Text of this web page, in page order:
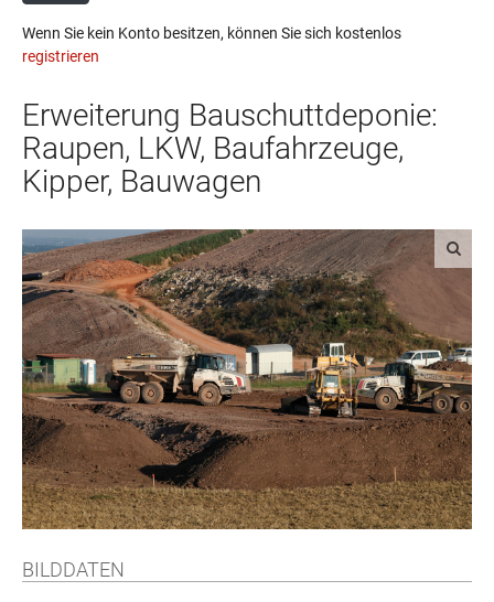
Wenn Sie kein Konto besitzen, können Sie sich kostenlos
registrieren
Erweiterung Bauschuttdeponie:
Raupen, LKW, Baufahrzeuge,
Kipper, Bauwagen
BILDDATEN